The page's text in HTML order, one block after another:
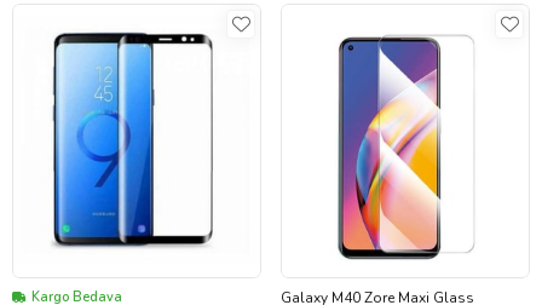
Kargo Bedava
Galaxy M40 Zore Maxi Glass